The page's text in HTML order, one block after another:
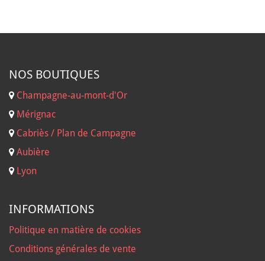
NOS BOUTIQUES
Champagne-au-mont-d'Or
Mérignac
Cabriès / Plan de Campagne
Aubière
Lyon
INFORMATIONS
Politique en matière de cookies
Conditions générales de vente